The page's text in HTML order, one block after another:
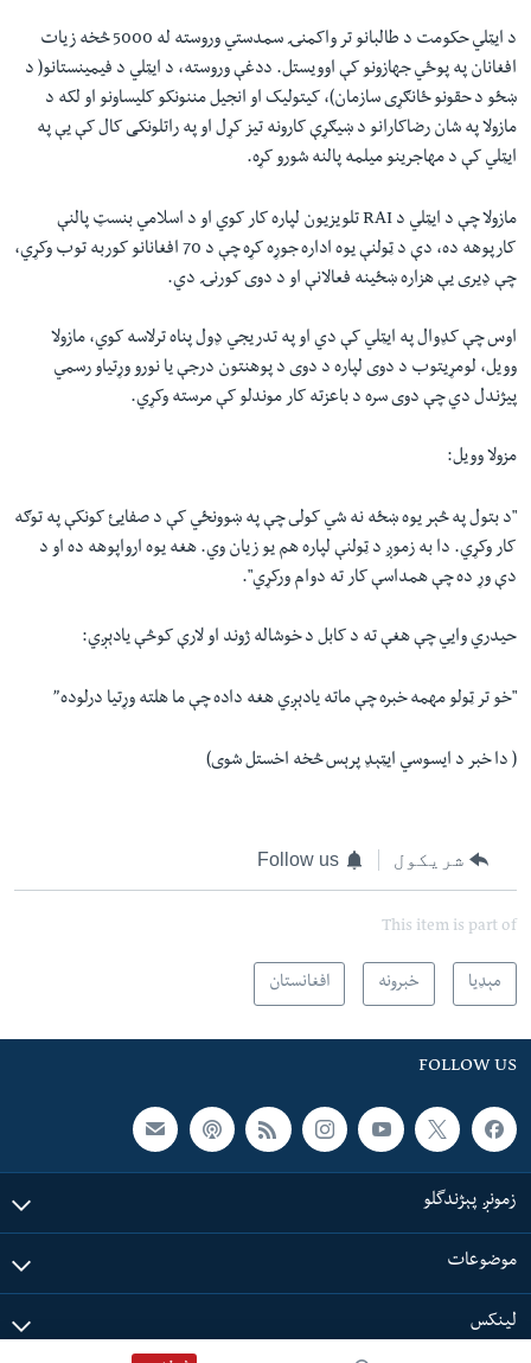
د ايټلي حکومت د طالبانو تر واکمنۍ سمدستي وروسته له 5000 څخه زيات
افغانان په پوځي جهازونو کې اوويستل. ددغې وروسته، د ایټلي د فیمینستانو( د
ښځو د حقونو ځانګړی سازمان)، کیتولیک او انجیل مننونکو کلیساونو او لکه د
مازولا په شان رضاکارانو د ښیګړې کارونه تیز کړل او په راتلونکی کال کې یې په
ایټلي کې د مهاجرینو میلمه پالنه شورو کړه.
مازولا چې د ایټلي د RAI تلویزیون لپاره کار کوي او د اسلامي بنسټ پالنې
کارپوهه ده، دې د ټولنې یوه اداره جوړه کړه چې د 70 افغانانو کوربه توب وکړي،
چې ډیری یې هزاره ښځینه فعالانې او د دوی کورنۍ دي.
اوس چې کډوال په ایټلي کې دي او په تدریجي ډول پناه ترلاسه کوي، مازولا
وویل، لومړیتوب د دوی لپاره د دوی د پوهنتون درجې یا نورو وړتیاو رسمي
پیژندل دي چې دوی سره د باعزته کار موندلو کې مرسته وکړي.
مزولا وويل:
"د بتول په څېر يوه ښځه نه شي کولى چې په ښوونځي کې د صفایئ کونکې په توګه
کار وکړي. دا به زموږ د ټولنې لپاره هم یو زیان وي. هغه يوه ارواپوهه ده او د
دې وړ ده چې همداسې کار ته دوام ورکړي."
حیدري وايي چې هغې ته د کابل د خوشاله ژوند او لارې کوڅې یادېږي:
"خو تر ټولو مهمه خبره چې ماته یادېږي هغه داده چې ما هلته وړتیا درلوده”
(دا خبر د ایسوسي ایټېډ پرېس څخه اخستل شوی )
شریکول Follow us
This item is part of
مېډیا خبرونه افغانستان
FOLLOW US
زمونږ پېژندگلو
موضوعات
لینکس